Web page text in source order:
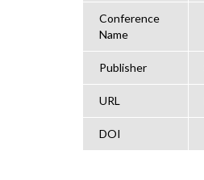
Conference
Name
Publisher
URL
DOI